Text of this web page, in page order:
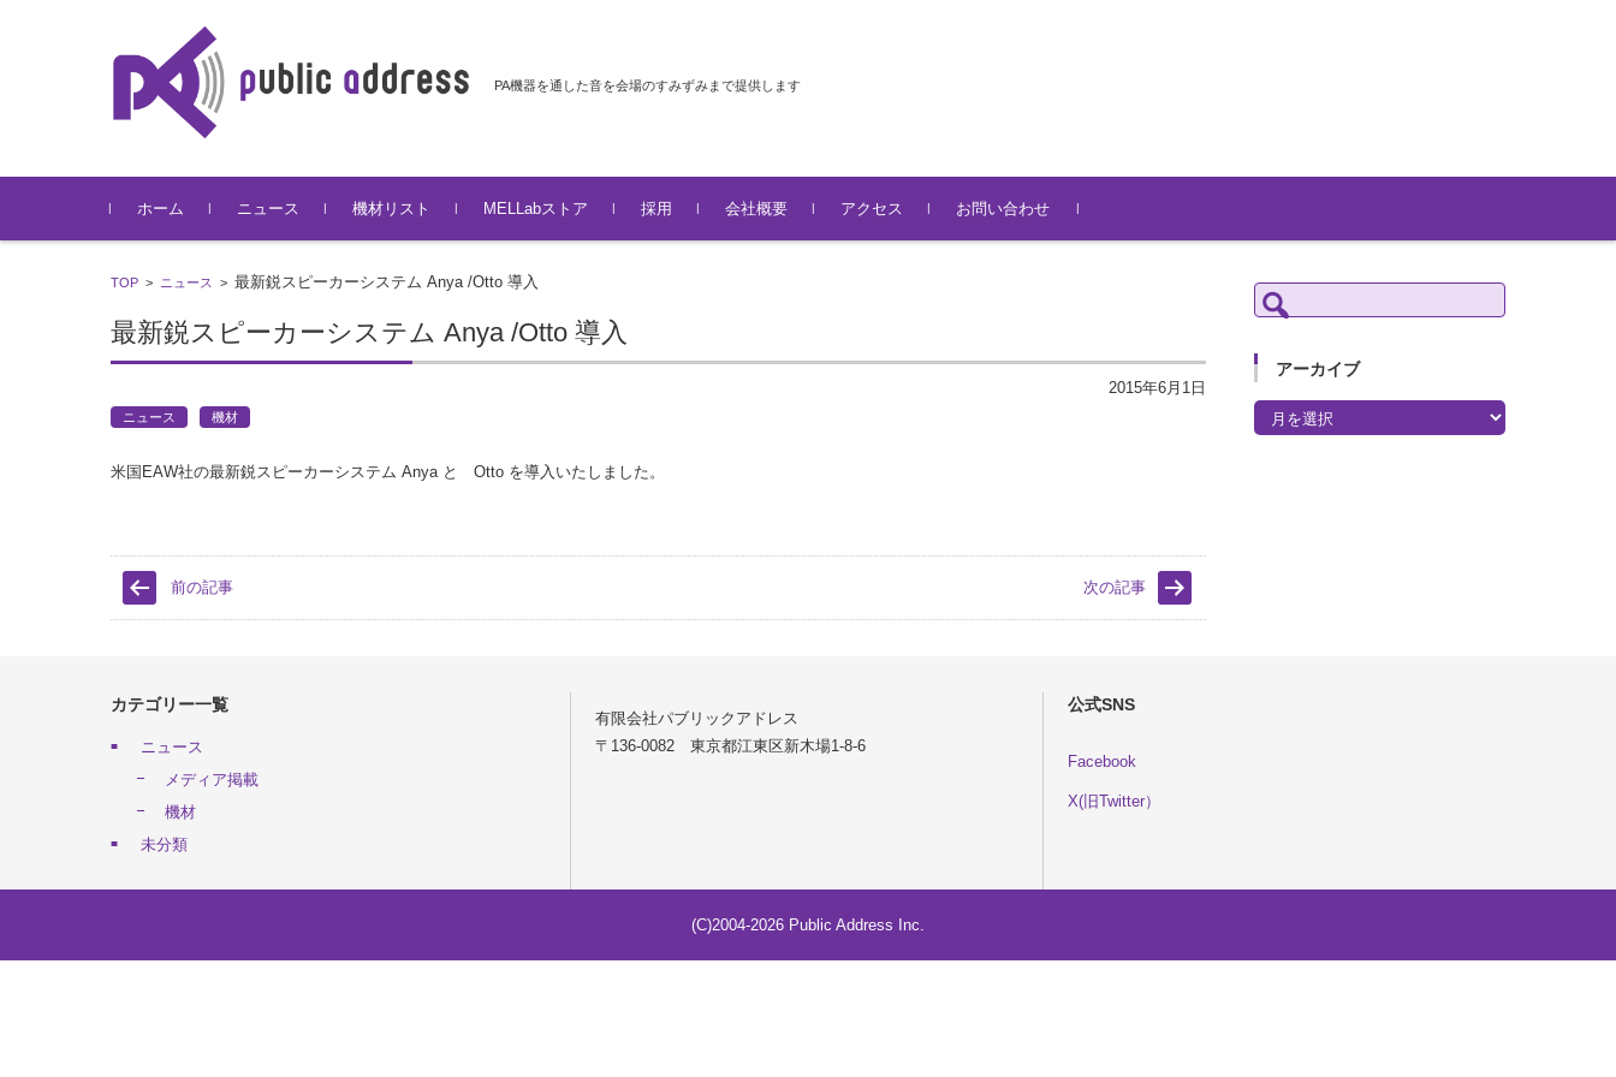
PA機器を通した音を会場のすみずみまで提供します
コンテンツに移動
ホーム
ニュース 機材リスト MELLabストア 採用 会社概要 アクセス お問い合わせ
TOP > ニュース > 最新鋭スピーカーシステム Anya /Otto 導入
最新鋭スピーカーシステム Anya /Otto 導入
2015年6月1日
ニュース 機材
米国EAW社の最新鋭スピーカーシステム Anya と Otto を導入いたしました。
前の記事 次の記事
検
索:
アーカイブ
アーカイブ
カテゴリー一覧
ニュース
メディア掲載
機材
未分類
有限会社パブリックアドレス
〒136-0082 東京都江東区新木場1-8-6
公式SNS
Facebook
X(旧Twitter）
(C)2004-2026 Public Address Inc.